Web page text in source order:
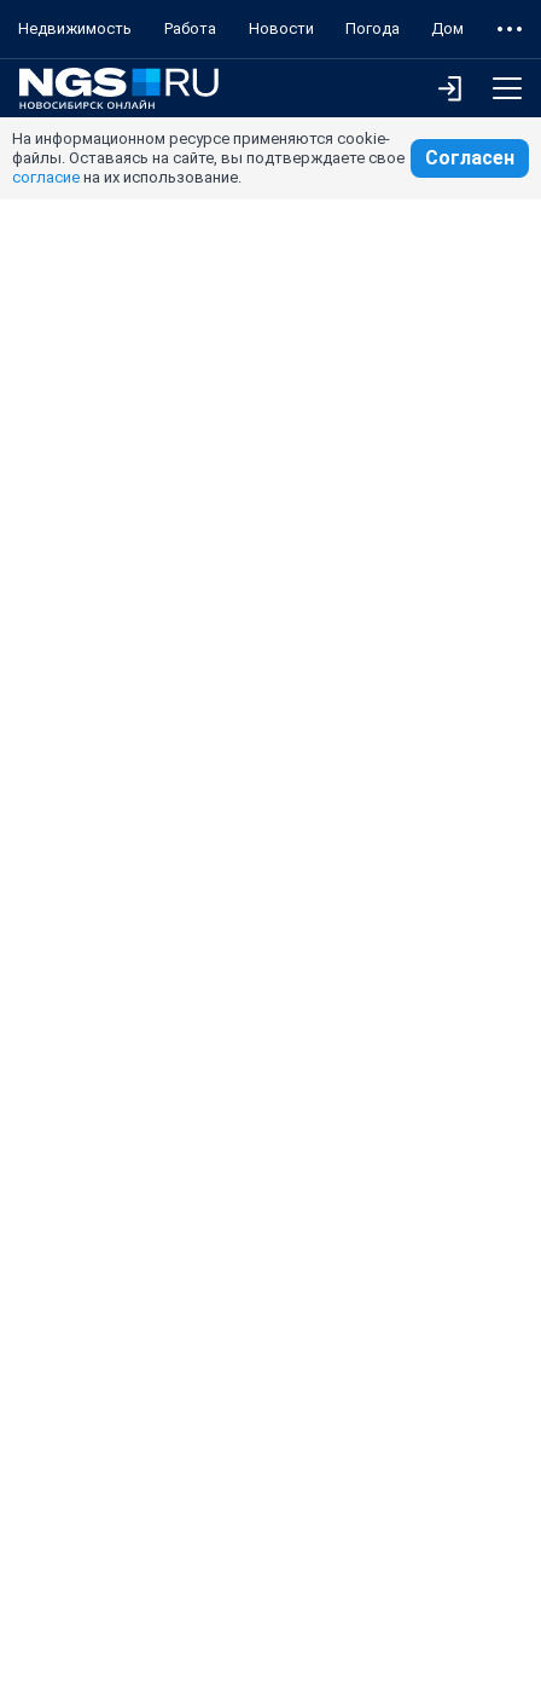
Недвижимость Работа Новости Погода Дом
На информационном ресурсе применяются cookie-
файлы. Оставаясь на сайте, вы подтверждаете свое
согласие на их использование.
Согласен